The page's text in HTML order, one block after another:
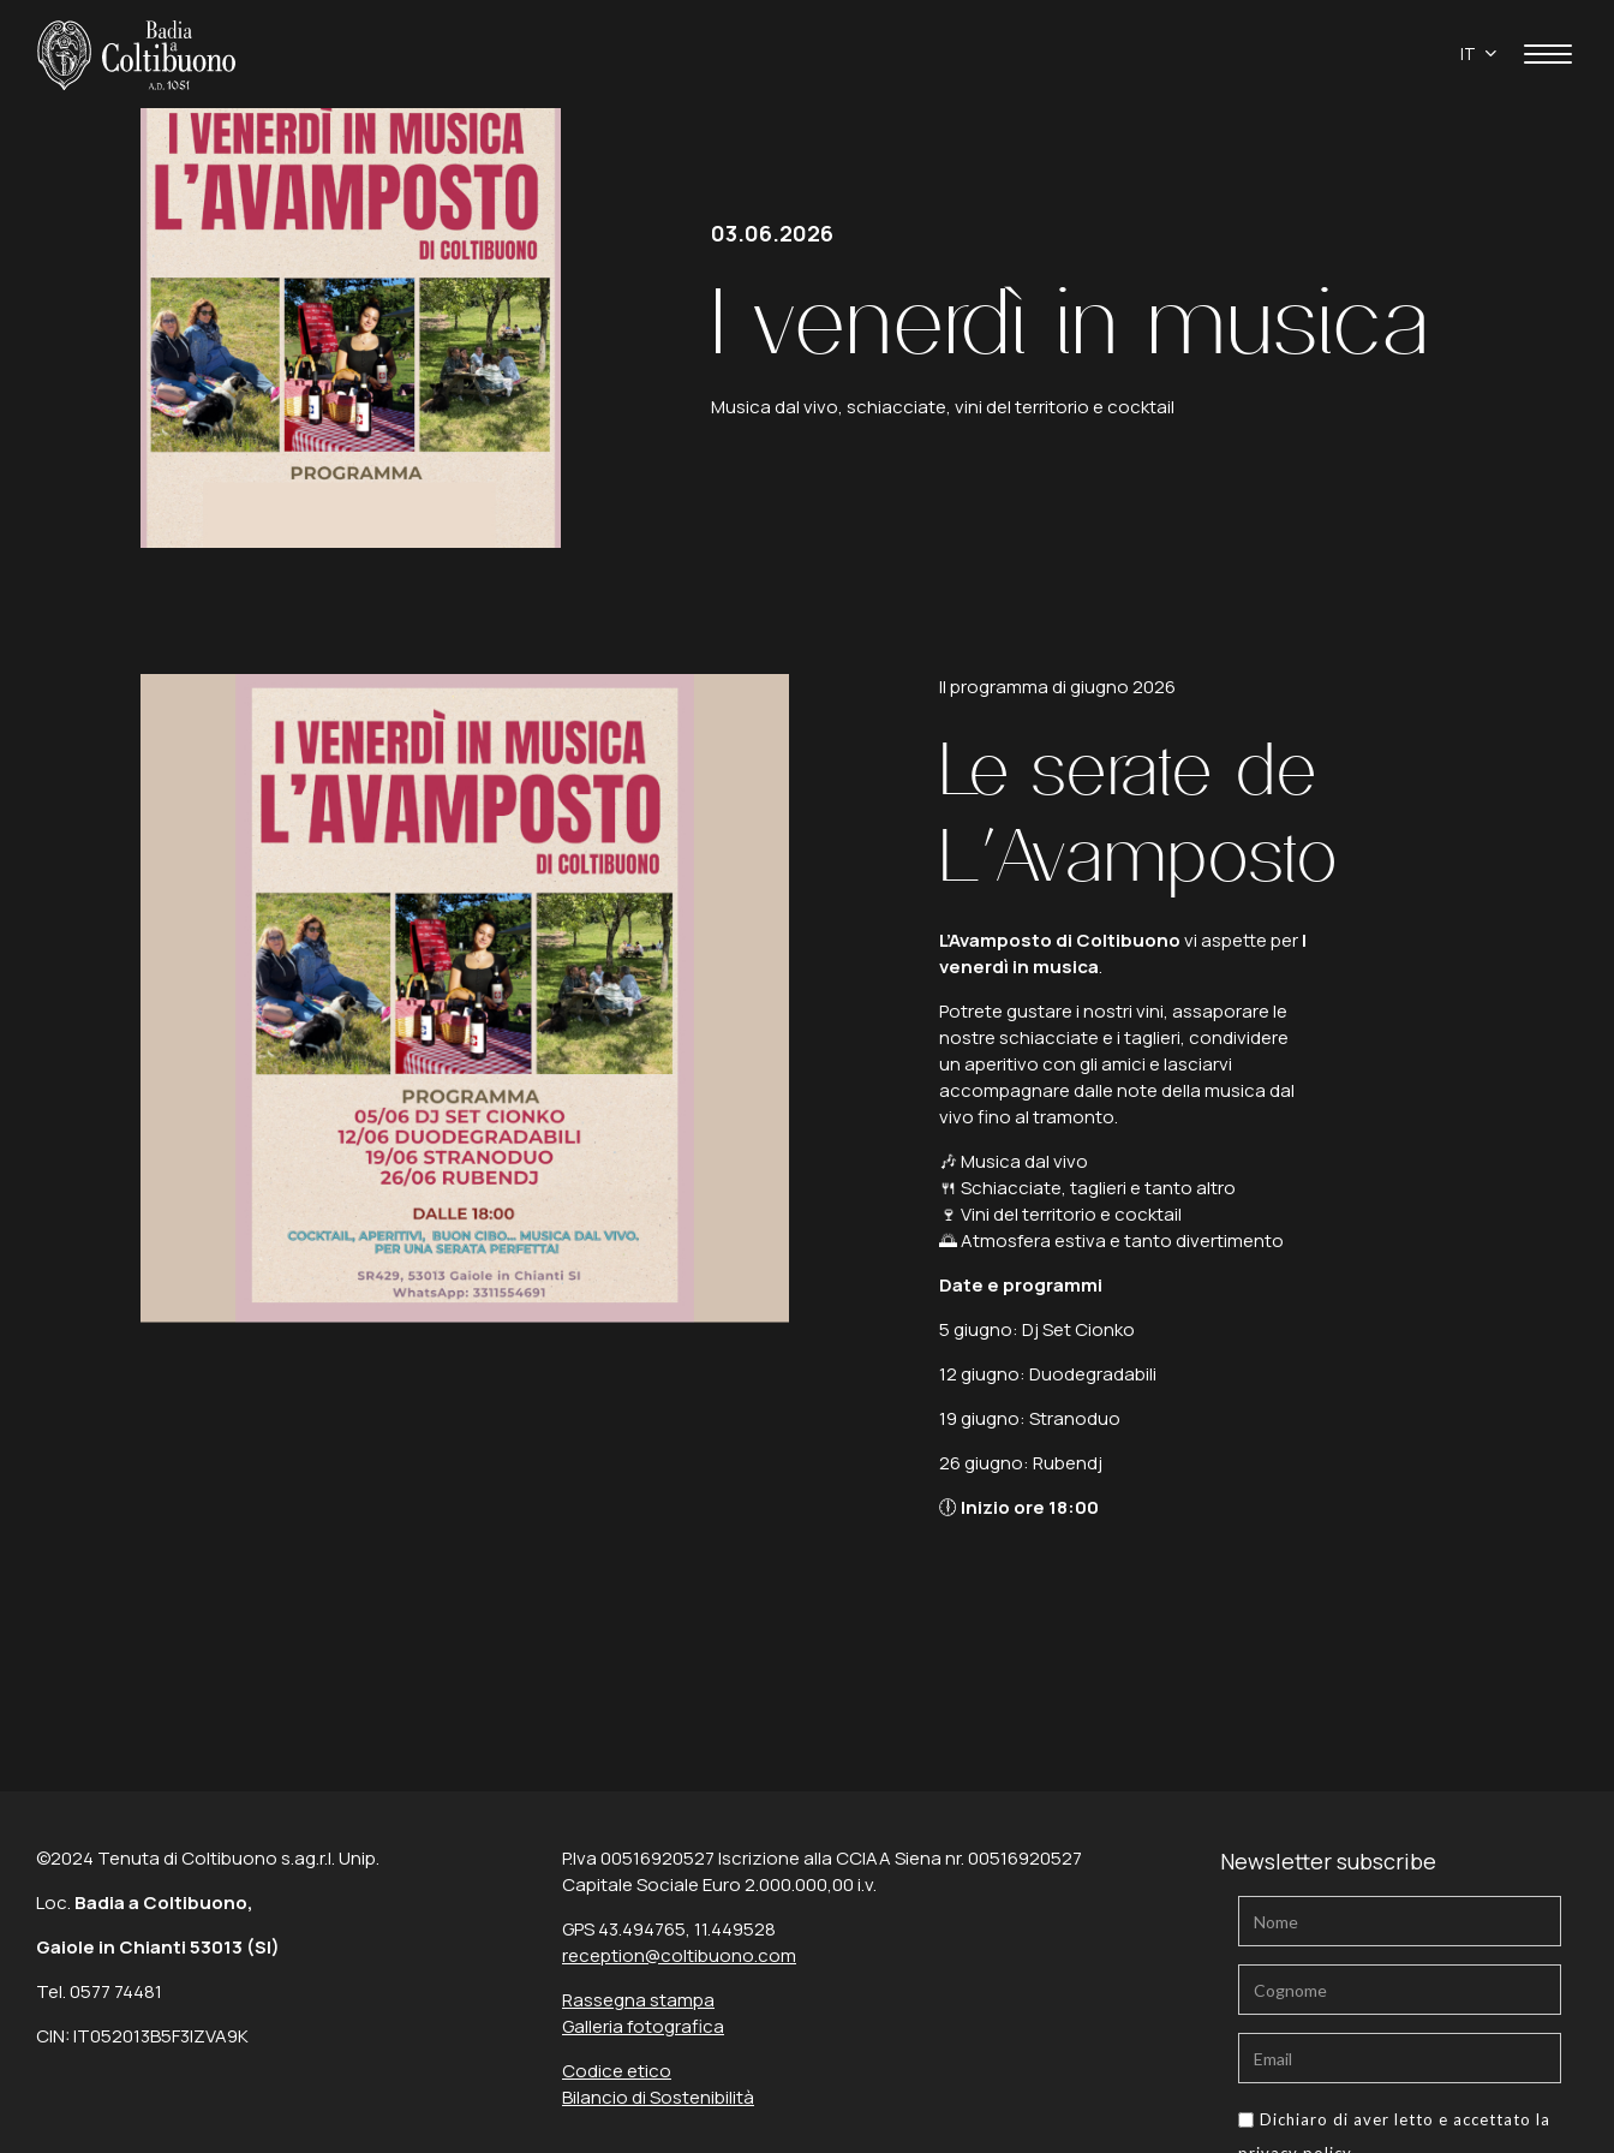
IT
03.06.2026
I venerdì in musica
Musica dal vivo, schiacciate, vini del territorio e cocktail
Ilprogrammadigiugno2026
Le serate de
L'Avamposto
L’Avamposto di Coltibuonovi aspette perI
venerdì in musica.
Potrete gustare i nostri vini, assaporare le
nostre schiacciate e i taglieri, condividere
un aperitivo con gli amici e lasciarvi
accompagnare dalle note della musica dal
vivo fino al tramonto.
🎶 Musica dal vivo
🍴 Schiacciate, taglieri e tanto altro
🍷 Vini del territorio e cocktail
🌅 Atmosfera estiva e tanto divertimento
Date e programmi
5 giugno: Dj Set Cionko
12 giugno: Duodegradabili
19 giugno: Stranoduo
26 giugno: Rubendj
🕕 Inizio ore 18:00
©2024 Tenuta di Coltibuono s.ag.r.l. Unip.
Loc. Badia a Coltibuono,
Gaiole in Chianti 53013 (SI)
Tel. 0577 74481
CIN: IT052013B5F3IZVA9K
P.Iva 00516920527 Iscrizione alla CCIAA Siena nr. 00516920527
Capitale Sociale Euro 2.000.000,00 i.v.
GPS 43.494765, 11.449528
reception@coltibuono.com
Rassegna stampa
Galleria fotografica
Codice etico
Bilancio di Sostenibilità
Newsletter subscribe